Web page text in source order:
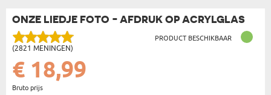
ONZE LIEDJE FOTO - AFDRUK OP ACRYLGLAS
(2821 MENINGEN)
PRODUCT BESCHIKBAAR
€ 18,99
Bruto prijs